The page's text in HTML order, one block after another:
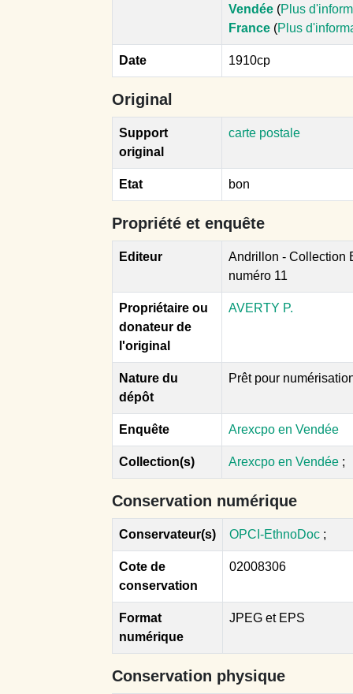
Vendée (Plus
France (Plus
Date 1910cp
Original
Support
original
carte postale
Etat bon
Propriété et enquête
Editeur
Andrillon - Collection
numéro 11
Propriétaire ou
donateur de
l'original
AVERTY P.
Nature du
dépôt
Prêt pour
Enquête Arexcpo en Vendée
Collection(s) Arexcpo en Vendée ;
Conservation numérique
Conservateur(s) OPCI-EthnoDoc ;
Cote de
conservation
02008306
Format
numérique
JPEG et EPS
Conservation physique